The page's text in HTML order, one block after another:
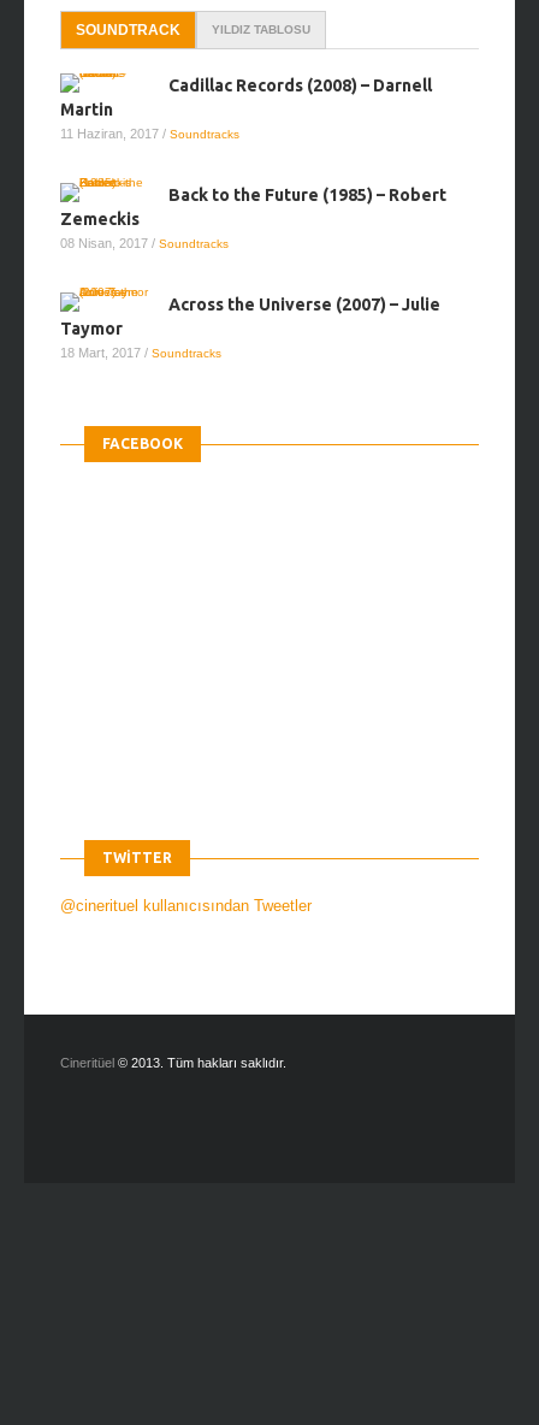
SOUNDTRACK YILDIZ TABLOSU
Cadillac Records (2008) – Darnell
Martin
11 Haziran, 2017 / Soundtracks
Back to the Future (1985) – Robert
Zemeckis
08 Nisan, 2017 / Soundtracks
Across the Universe (2007) – Julie
Taymor
18 Mart, 2017 / Soundtracks
FACEBOOK
TWITTER
@cinerituel kullanıcısından Tweetler
Cineritüel © 2013. Tüm hakları saklıdır.